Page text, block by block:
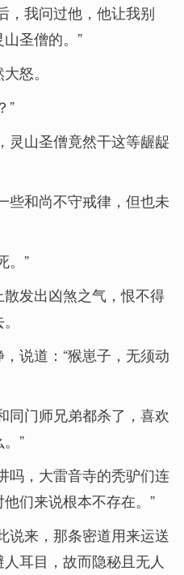
，我问过他，他让我别
圣僧的。”
怒。
”
灵山圣僧竟然干这等龌龊
些和尚不守戒律，但也未
。”
发出凶煞之气，恨不得
说道：“猴崽子，无须动
同门师兄弟都杀了，喜欢
”
吗，大雷音寺的秃驴们连
们来说根本不存在。”
说来，那条密道用来运送
耳目，故而隐秘且无人